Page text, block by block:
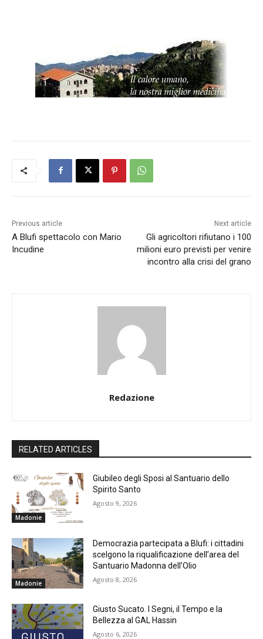
Previous article
A Blufi spettacolo con Mario
Incudine
Next article
Gli agricoltori rifiutano i 100
milioni euro previsti per venire
incontro alla crisi del grano
Redazione
RELATED ARTICLES
Madonie
Giubileo degli Sposi al Santuario dello
Spirito Santo
Agosto 9, 2026
Madonie
Democrazia partecipata a Blufi: i cittadini
scelgono la riqualificazione dell’area del
Santuario Madonna dell’Olio
Agosto 8, 2026
Giusto Sucato. I Segni, il Tempo e la
Bellezza al GAL Hassin
Agosto 6, 2026